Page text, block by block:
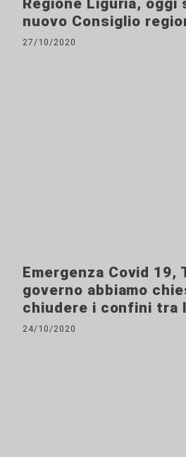
Regione Liguria, oggi
nuovo Consiglio
27/10/2020
Emergenza Covid 19,
governo abbiamo
chiudere i confini tra
24/10/2020